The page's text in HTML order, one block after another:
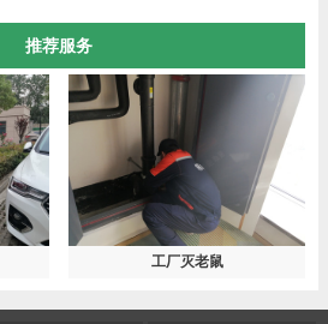
推荐服务
工厂灭老鼠